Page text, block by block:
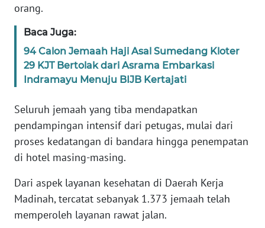
orang.
Baca Juga:
94 Calon Jemaah Haji Asal Sumedang Kloter
29 KJT Bertolak dari Asrama Embarkasi
Indramayu Menuju BIJB Kertajati
Seluruh jemaah yang tiba mendapatkan
pendampingan intensif dari petugas, mulai dari
proses kedatangan di bandara hingga penempatan
di hotel masing-masing.
Dari aspek layanan kesehatan di Daerah Kerja
Madinah, tercatat sebanyak 1.373 jemaah telah
memperoleh layanan rawat jalan.
SUMUT
WN
JAKARTA
BANTEN
WN
NTT
WN